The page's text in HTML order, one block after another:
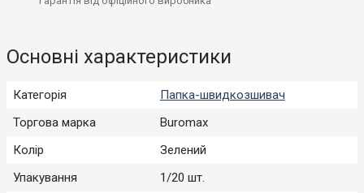
Основні характеристики
Категорія
Папка-швидкозшивач
Торгова марка
Buromax
Колір
Зелений
Упакування
1/20 шт.